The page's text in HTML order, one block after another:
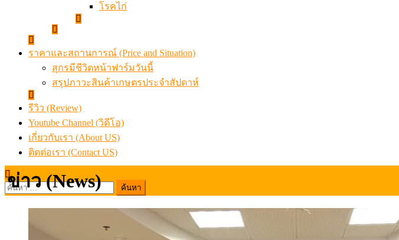
โรคไก่
ราคาและสถานการณ์ (Price and Situation)
สุกรมีชีวิตหน้าฟาร์มวันนี้
สรุปภาวะสินค้าเกษตรประจำสัปดาห์
รีวิว (Review)
Youtube Channel (วิดีโอ)
เกี่ยวกับเรา (About US)
ติดต่อเรา (Contact US)
ค้นหา
ข่าว (News)